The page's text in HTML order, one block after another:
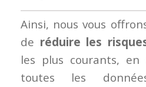
Ainsi, nous vous
de réduire les
les plus courants, en
toutes les